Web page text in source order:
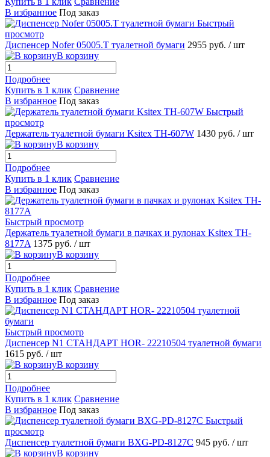
В избранное Под заказ
Быстрый
просмотр
Диспенсер Nofer 05005.T туалетной бумаги 2955 руб. / шт
В корзину
Подробнее
Купить в 1 клик Сравнение
В избранное Под заказ
Быстрый
просмотр
Держатель туалетной бумаги Ksitex TH-607W 1430 руб. / шт
В корзину
Подробнее
Купить в 1 клик Сравнение
В избранное Под заказ
Быстрый просмотр
Держатель туалетной бумаги в пачках и рулонах Ksitex TH-
8177A 1375 руб. / шт
В корзину
Подробнее
Купить в 1 клик Сравнение
В избранное Под заказ
Быстрый просмотр
Диспенсер N1 СТАНДАРТ HOR- 22210504 туалетной бумаги
1615 руб. / шт
В корзину
Подробнее
Купить в 1 клик Сравнение
В избранное Под заказ
Быстрый
просмотр
Диспенсер туалетной бумаги BXG-PD-8127C 945 руб. / шт
В корзину